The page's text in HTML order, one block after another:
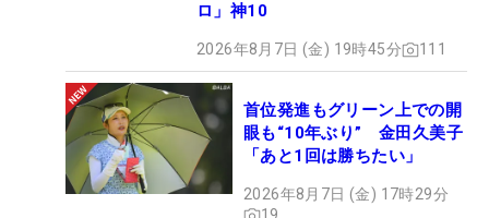
ロ」神10
2026年8月7日 (金) 19時45分 111
首位発進もグリーン上での開
眼も“10年ぶり” 金田久美子
「あと1回は勝ちたい」
2026年8月7日 (金) 17時29分